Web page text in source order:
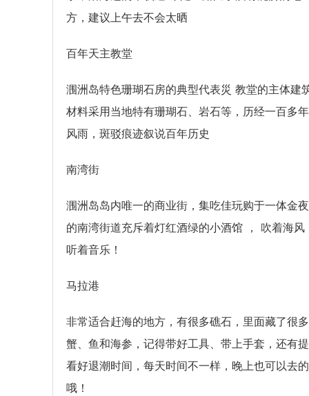
方，建议上午去不会太晒
百年天主教堂
涠洲岛特色珊瑚石房的典型代表災 教堂的主体建
材料采用当地特有珊瑚石、岩石等，历经一百多
风雨，斑驳痕迹叙说百年历史
南湾街
涠洲岛岛内唯一的商业街，集吃佳玩购于一体金
的南湾街道充斥着灯红酒绿的小酒馆 ， 吹着海风
听着音乐！
马拉港
非常适合赶海的地方，有很多礁石，里面藏了很
蟹、鱼和海参，记得带好工具、带上手套，还有
看好退潮时间，每天时间不一样，晚上也可以去的
哦！